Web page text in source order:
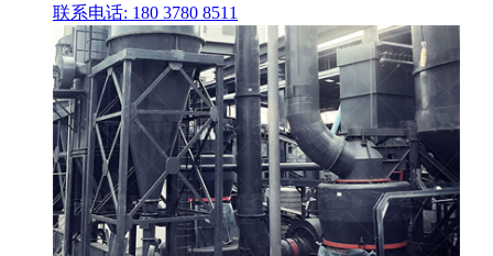
联系电话: 180 3780 8511